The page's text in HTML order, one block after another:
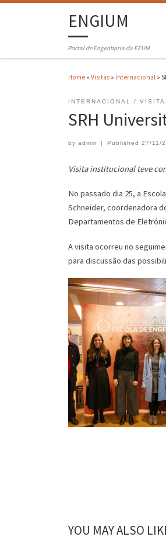
ENGIUM
Portal de Engenharia da EEUM
Home » Visitas » Internacional »
INTERNACIONAL
SRH
by admin | Published 27/11/
Visita institucional teve
No passado dia 25, a
Schneider, coordenadora
Departamentos de
A visita ocorreu no
para discussão das
YOU MAY ALSO